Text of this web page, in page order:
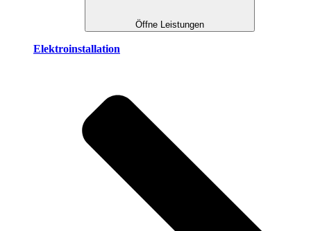
Öffne Leistungen
Elektroinstallation